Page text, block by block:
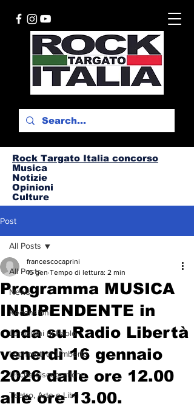
Rock Targato Italia concorso
Musica
Notizie
Opinioni
Culture
Post
All Posts
News
Recensioni
Le visioni di Paolo
I concerti di Umberto
Uscite discografiche
Teatro, Arte e Libri
All Posts
Programma MUSICA
INDIPENDENTE in
onda su Radio Libertà
venerdì 16 gennaio
2026 dalle ore 12.00
alle ore 13.00.
francescocaprini
15 gen Tempo di lettura: 2 min